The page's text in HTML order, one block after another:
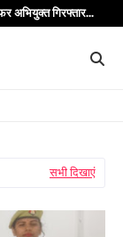
अभियुक्त गिरफ्तार...
सभी दिखाएं